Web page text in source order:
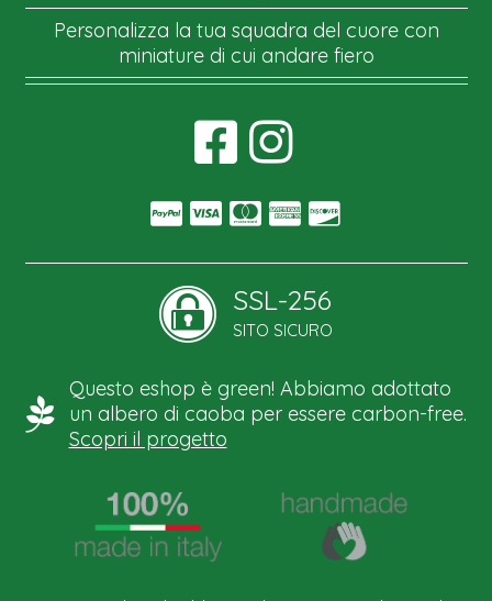
Personalizza la tua squadra del cuore con
miniature di cui andare fiero
SSL-256
SITO SICURO
Questo eshop è green! Abbiamo adottato
un albero di caoba per essere carbon-free.
Scopri il progetto